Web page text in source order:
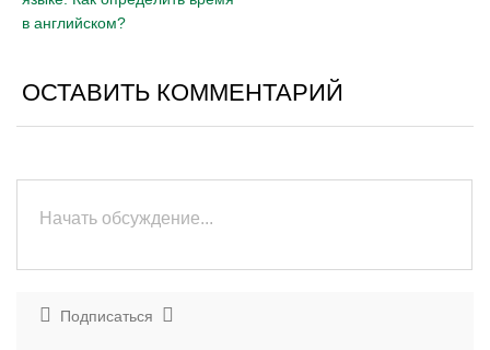
в английском?
ОСТАВИТЬ КОММЕНТАРИЙ
Подписаться